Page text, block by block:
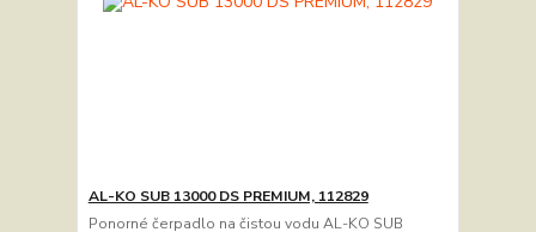
AL-KO SUB 13000 DS PREMIUM, 112829
Ponorné čerpadlo na čistou vodu AL-KO SUB